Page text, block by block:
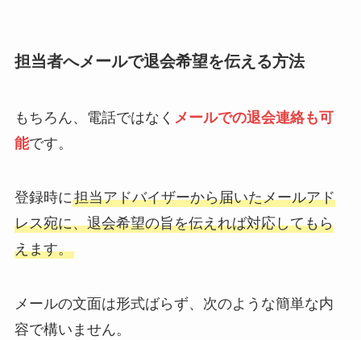
担当者へメールで退会希望を伝える方法
もちろん、電話ではなく メールでの退会連絡も可
能です。
登録時に担当アドバイザーから届いたメールアド
レス宛に、退会希望の旨を伝えれば対応してもら
えます。
メールの文面は形式ばらず、次のような簡単な内
容で構いません。